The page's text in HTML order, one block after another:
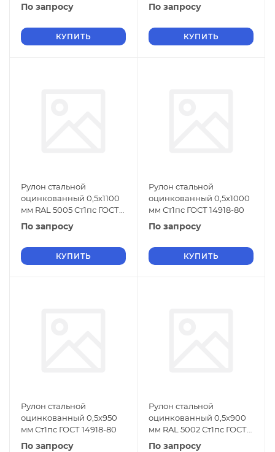
По запросу
КУПИТЬ
По запросу
КУПИТЬ
Рулон стальной
оцинкованный 0,5х1100
мм RAL 5005 Ст1пс ГОСТ
14918-80
По запросу
КУПИТЬ
Рулон стальной
оцинкованный 0,5х1000
мм Ст1пс ГОСТ 14918-80
По запросу
КУПИТЬ
Рулон стальной
оцинкованный 0,5х950
мм Ст1пс ГОСТ 14918-80
По запросу
Рулон стальной
оцинкованный 0,5х900
мм RAL 5002 Ст1пс ГОСТ
14918-80
По запросу